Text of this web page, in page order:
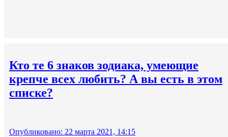
Кто те 6 знаков зодиака, умеющие
крепче всех любить? А вы есть в этом
списке?
Опубликовано: 22 марта 2021, 14:15